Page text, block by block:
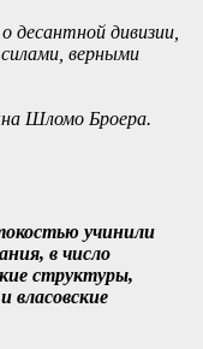
десантной дивизии,
верными
Шломо Броера.
учинили
в число
структуры,
власовские